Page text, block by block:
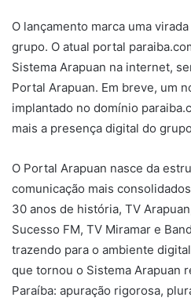
O lançamento marca uma
grupo. O atual portal
Sistema Arapuan na internet,
Portal Arapuan. Em breve, um
implantado no domínio
mais a presença digital do
O Portal Arapuan nasce da
comunicação mais
30 anos de história, TV
Sucesso FM, TV Miramar e
trazendo para o ambiente
que tornou o Sistema Arapuan
Paraíba: apuração rigorosa,